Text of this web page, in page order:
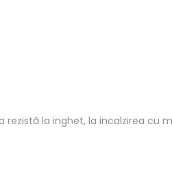
rezistă la inghet, la incalzirea cu